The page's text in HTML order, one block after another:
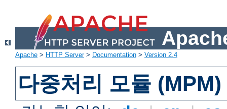
Apache > HTTP Server> Documentation > Version 2.4
다중처리 모듈 (MPM)